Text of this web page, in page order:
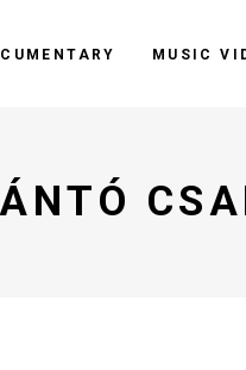
MUSIC